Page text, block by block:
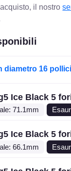
il nostro
diametro 16 pollici
Ice Black 5
71.1mm
Ice Black 5
66.1mm